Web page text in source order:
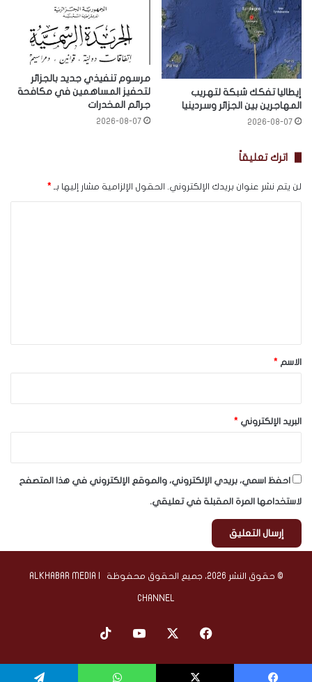
إيطاليا تفكك شبكة لتهريب
المهاجرين بين الجزائر وسردينيا
2026-08-07
مرسوم تنفيذي جديد بالجزائر
لتحفيز المساهمين في مكافحة
جرائم المخدرات
2026-08-07
اترك تعليقاً
لن يتم نشر عنوان بريدك الإلكتروني. الحقول الإلزامية مشار إليها بـ *
*
الاسم *
البريد الإلكتروني *
احفظ اسمي، بريدي الإلكتروني، والموقع الإلكتروني في هذا المتصفح
لاستخدامها المرة المقبلة في تعليقي.
© حقوق النشر 2026، جميع الحقوق محفوظة | ALKHABAR MEDIA
CHANNEL
فيسبوك ‫YouTube